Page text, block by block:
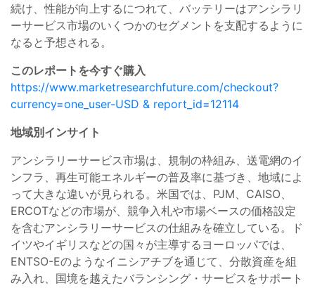
続け、性能が向上するにつれて、バッテリーはアンシラリ
ーサービス市場のいくつかのセグメントを支配するように
なると予想される。
このレポートを今すぐ購入
https://www.marketresearchfuture.com/checkout?
currency=one_user-USD & report_id=12114
地域別インサイト
アンシラリーサービス市場は、規制の枠組み、送電網のイ
ンフラ、再生可能エネルギーの普及率に基づき、地域によ
って大きな違いが見られる。米国では、PJM、CAISO、
ERCOTなどの市場が、競争入札や市場ベースの価格設定
を含むアンシラリーサービスの仕組みを確立している。ド
イツやイギリスなどの国々が主導するヨーロッパでは、
ENTSO-Eのようなイニシアチブを通じて、分散資産を組
み入れ、国境を越えたバランシング・サービスをサポート